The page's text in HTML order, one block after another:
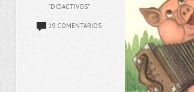
"DIDACTIVOS"
19 COMENTARIOS